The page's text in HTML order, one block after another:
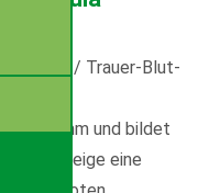
/ Trauer-Blut-
und bildet
Zweige eine